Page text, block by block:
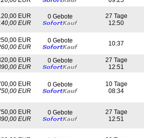
EUR
EUR
0 Gebote
27 Tage
12:50
EUR
EUR
0 Gebote 10:37
EUR
EUR
0 Gebote
27 Tage
12:51
EUR
EUR
0 Gebote
10 Tage
08:34
EUR
EUR
0 Gebote
27 Tage
12:51